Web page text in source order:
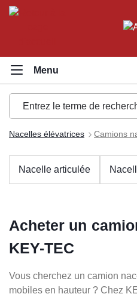
principal
Nacelles élévatrices Camions
Nacelle articulée
Acheter un
KEY-TEC
Vous cherchez un camion
mobiles en hauteur ? Chez